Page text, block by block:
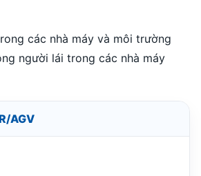
các nhà máy và môi trường
người lái trong các nhà máy
AGV